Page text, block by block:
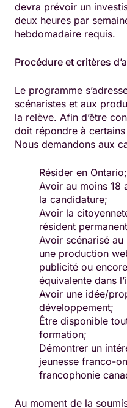
devra prévoir un
deux heures par
hebdomadaire requis.
Procédure et critères
Le programme
scénaristes et aux
la relève. Afin d’être
doit répondre à
Nous demandons aux
Résider en Ontario;
Avoir au moins 18
la candidature;
Avoir la
résident
Avoir scénarisé
une production
publicité ou
équivalente dans
Avoir une idée/
développement;
Être disponible
formation;
Démontrer un
jeunesse franco-
francophonie
Au moment de la